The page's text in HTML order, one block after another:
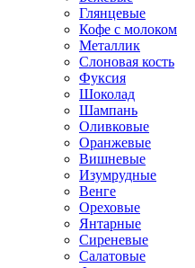
Глянцевые
Кофе с молоком
Металлик
Слоновая кость
Фуксия
Шоколад
Шампань
Оливковые
Оранжевые
Вишневые
Изумрудные
Венге
Ореховые
Янтарные
Сиреневые
Салатовые